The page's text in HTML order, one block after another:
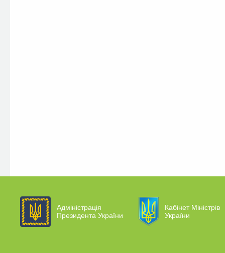
Адміністрація
Президента України
Кабінет Міністрів
України